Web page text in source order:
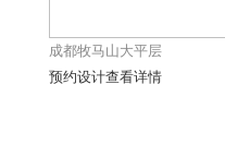
成都牧马山大平层
预约设计查看详情